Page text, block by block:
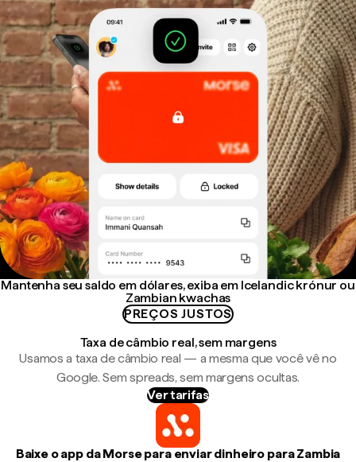
Mantenha seu saldo em dólares, exiba em Icelandic krónur ou
Zambian kwachas
PREÇOS JUSTOS
Taxa de câmbio real, sem margens
Usamos a taxa de câmbio real — a mesma que você vê no
Google. Sem spreads, sem margens ocultas.
Ver tarifas
Baixe o app da Morse para enviar dinheiro para Zambia